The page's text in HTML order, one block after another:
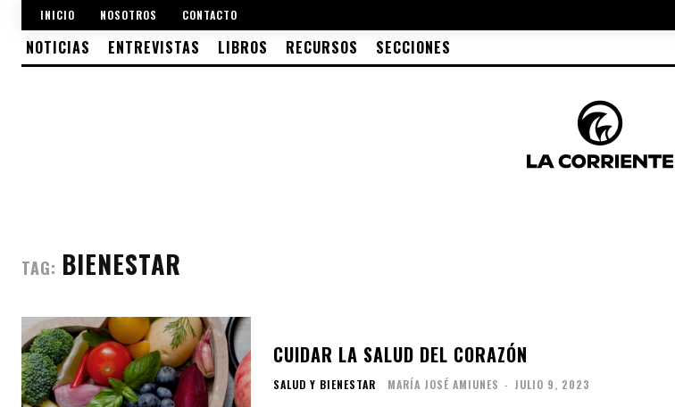
INICIO NOSOTROS CONTACTO
NOTICIAS ENTREVISTAS LIBROS RECURSOS SECCIONES
TAG: BIENESTAR
CUIDAR LA SALUD DEL CORAZÓN
SALUD Y BIENESTAR MARÍA JOSÉ AMIUNES - JULIO 9, 2023